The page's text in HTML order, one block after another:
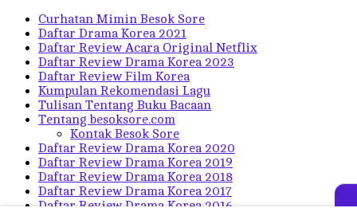
Curhatan Mimin Besok Sore
Daftar Drama Korea 2021
Daftar Review Acara Original Netflix
Daftar Review Drama Korea 2023
Daftar Review Film Korea
Kumpulan Rekomendasi Lagu
Tulisan Tentang Buku Bacaan
Tentang besoksore.com
Kontak Besok Sore
Daftar Review Drama Korea 2020
Daftar Review Drama Korea 2019
Daftar Review Drama Korea 2018
Daftar Review Drama Korea 2017